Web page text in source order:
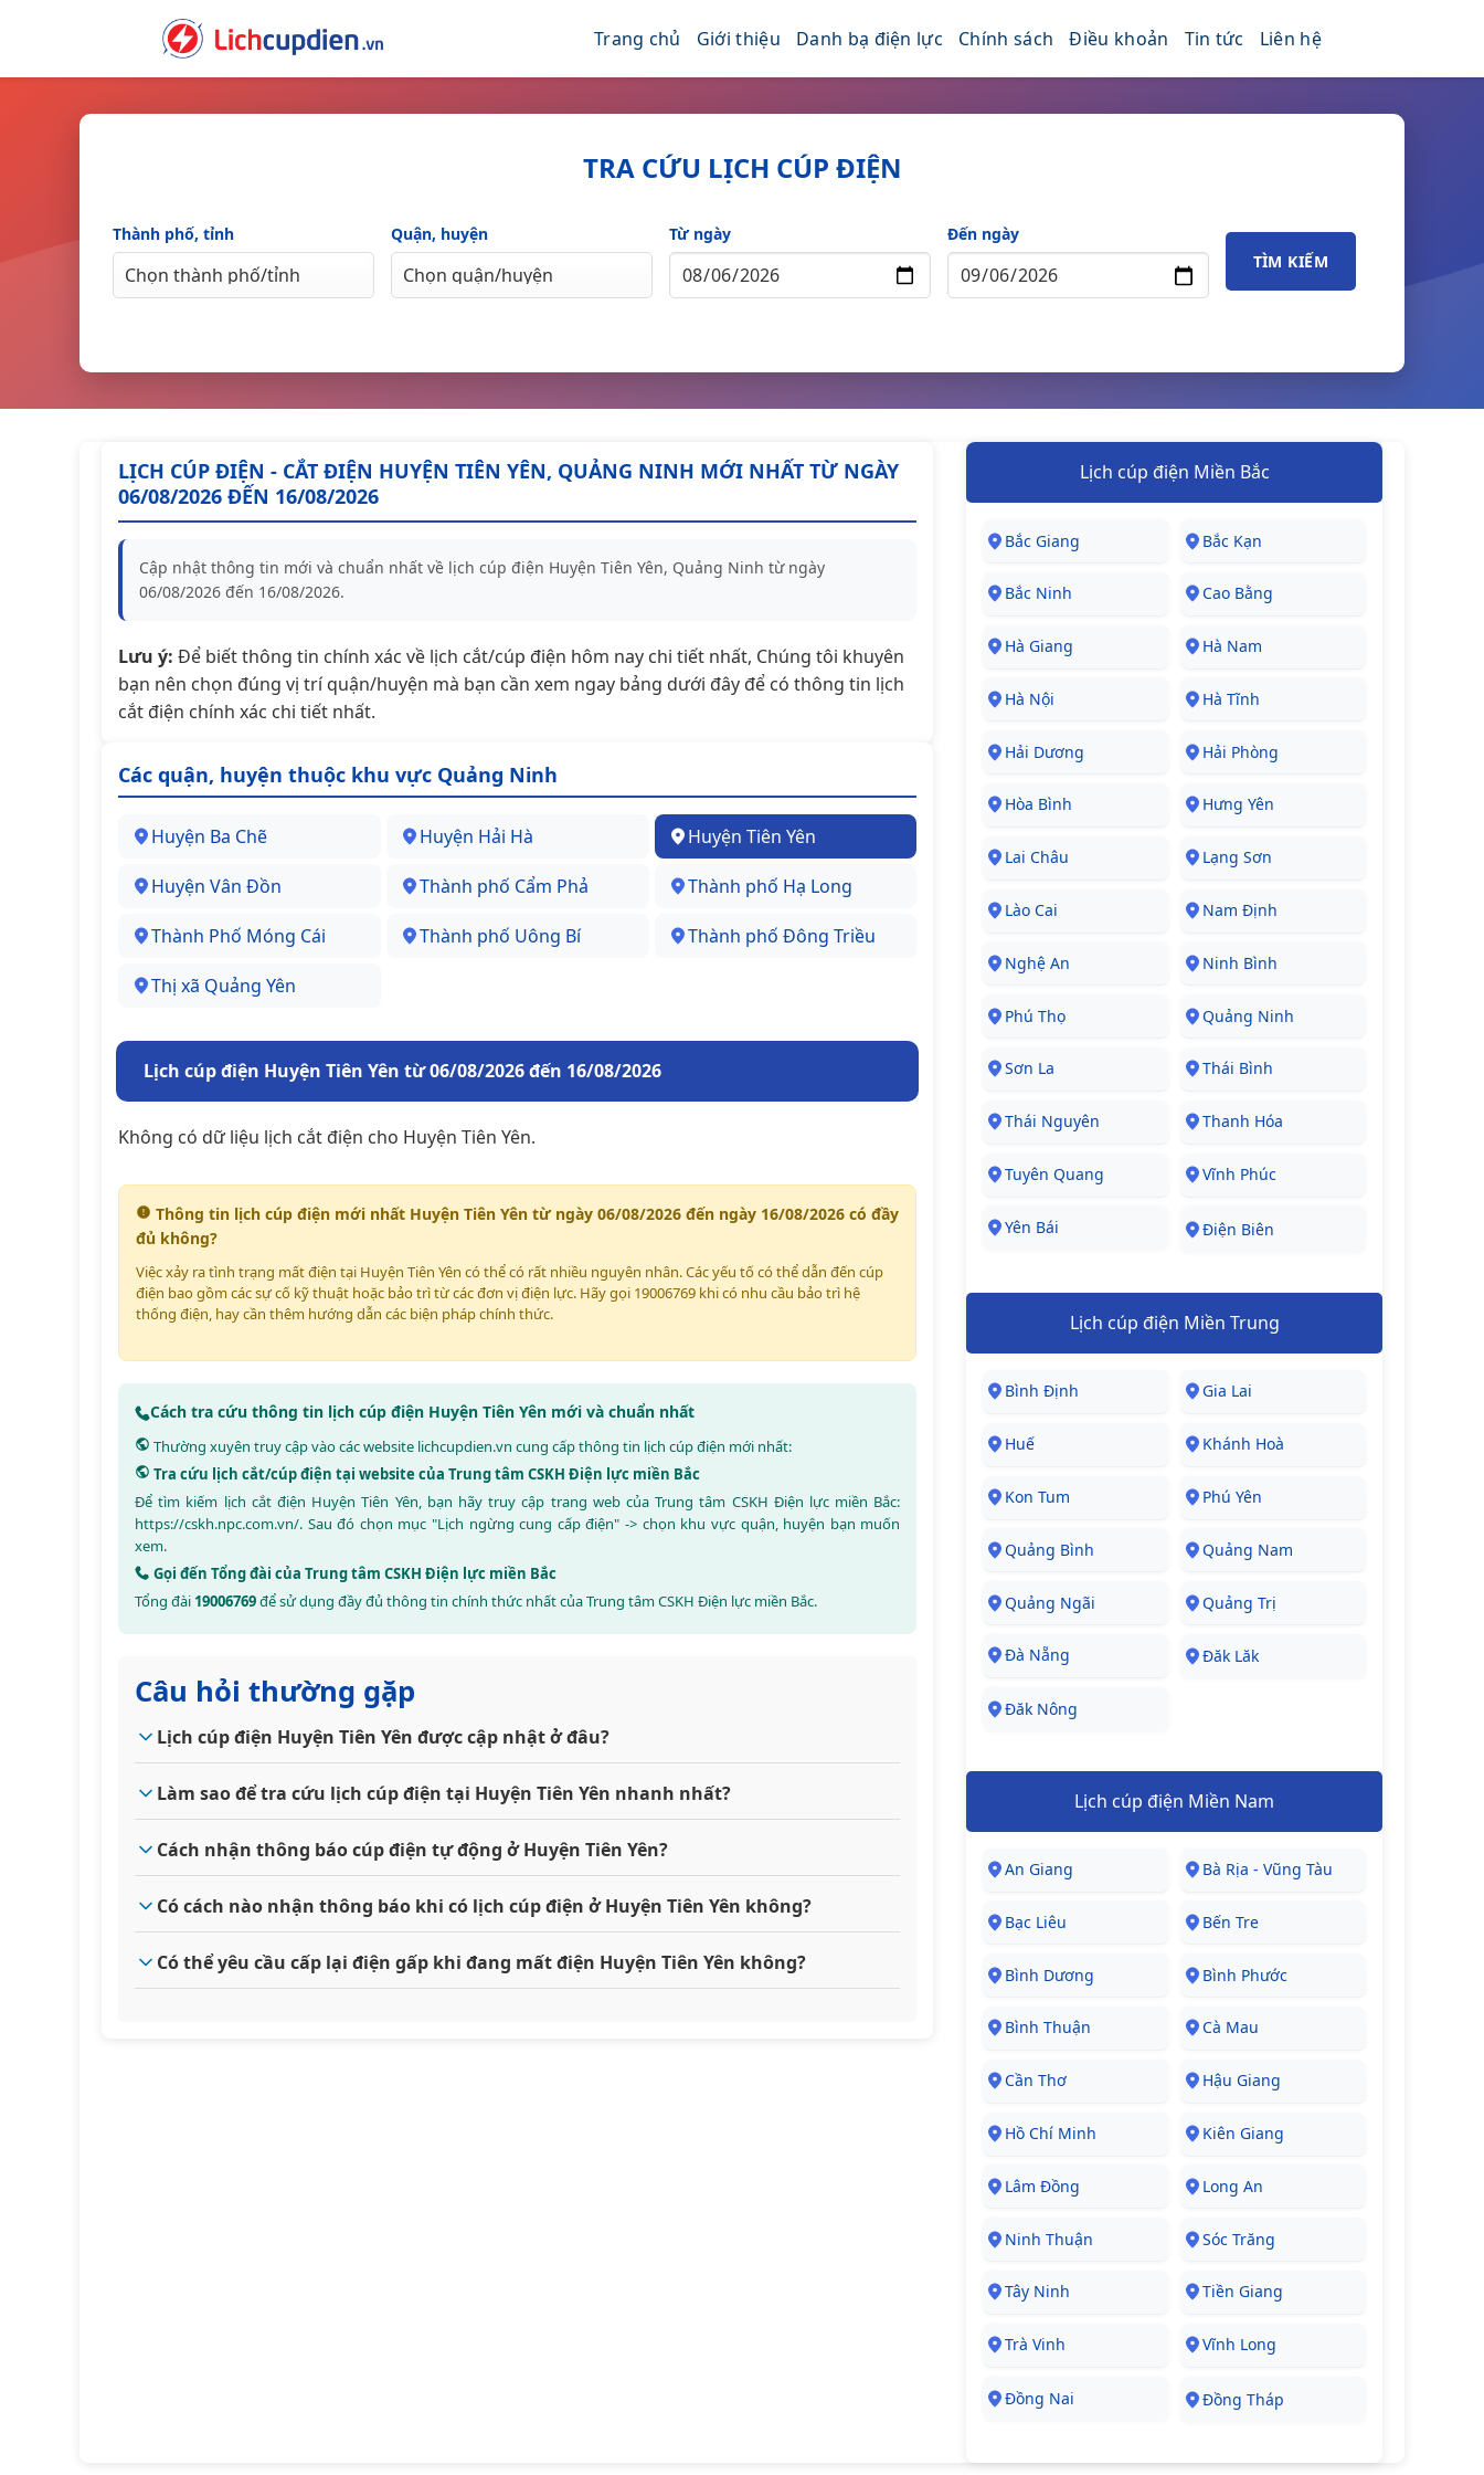
Trang chủ Giới thiệu Danh bạ điện lực Chính sách Điều khoản Tin tức Liên hệ
TRA CỨU LỊCH CÚP ĐIỆN
Thành phố, tỉnh Quận, huyện Từ ngày
Đến ngày
TÌM KIẾM
LỊCH CÚP ĐIỆN - CẮT ĐIỆN HUYỆN TIÊN YÊN, QUẢNG NINH MỚI NHẤT TỪ NGÀY
06/08/2026 ĐẾN 16/08/2026
Cập nhật thông tin mới và chuẩn nhất về lịch cúp điện Huyện Tiên Yên, Quảng Ninh từ ngày
06/08/2026 đến 16/08/2026.
Lưu ý: Để biết thông tin chính xác về lịch cắt/cúp điện hôm nay chi tiết nhất, Chúng tôi khuyên
bạn nên chọn đúng vị trí quận/huyện mà bạn cần xem ngay bảng dưới đây để có thông tin lịch
cắt điện chính xác chi tiết nhất.
Các quận, huyện thuộc khu vực Quảng Ninh
Huyện Ba Chẽ Huyện Hải Hà Huyện Tiên Yên
Huyện Vân Đồn Thành phố Cẩm Phả Thành phố Hạ Long
Thành Phố Móng Cái Thành phố Uông Bí Thành phố Đông Triều
Thị xã Quảng Yên
Lịch cúp điện Huyện Tiên Yên từ 06/08/2026 đến 16/08/2026
Không có dữ liệu lịch cắt điện cho Huyện Tiên Yên.
Thông tin lịch cúp điện mới nhất Huyện Tiên Yên từ ngày 06/08/2026 đến ngày 16/08/2026 có đầy
đủ không?
Việc xảy ra tình trạng mất điện tại Huyện Tiên Yên có thể có rất nhiều nguyên nhân. Các yếu tố có thể dẫn đến cúp
điện bao gồm các sự cố kỹ thuật hoặc bảo trì từ các đơn vị điện lực. Hãy gọi 19006769 khi có nhu cầu bảo trì hệ
thống điện, hay cần thêm hướng dẫn các biện pháp chính thức.
Cách tra cứu thông tin lịch cúp điện Huyện Tiên Yên mới và chuẩn nhất
Thường xuyên truy cập vào các website lichcupdien.vn cung cấp thông tin lịch cúp điện mới nhất:
Tra cứu lịch cắt/cúp điện tại website của Trung tâm CSKH Điện lực miền Bắc
Để tìm kiếm lịch cắt điện Huyện Tiên Yên, bạn hãy truy cập trang web của Trung tâm CSKH Điện lực miền Bắc:
https://cskh.npc.com.vn/. Sau đó chọn mục "Lịch ngừng cung cấp điện" -> chọn khu vực quận, huyện bạn muốn
xem.
Gọi đến Tổng đài của Trung tâm CSKH Điện lực miền Bắc
Tổng đài 19006769để sử dụng đầy đủ thông tin chính thức nhất của Trung tâm CSKH Điện lực miền Bắc.
Câu hỏi thường gặp
Lịch cúp điện Huyện Tiên Yên được cập nhật ở đâu?
Làm sao để tra cứu lịch cúp điện tại Huyện Tiên Yên nhanh nhất?
Cách nhận thông báo cúp điện tự động ở Huyện Tiên Yên?
Có cách nào nhận thông báo khi có lịch cúp điện ở Huyện Tiên Yên không?
Có thể yêu cầu cấp lại điện gấp khi đang mất điện Huyện Tiên Yên không?
Lịch cúp điện Miền Bắc
Bắc Giang Bắc Kạn
Bắc Ninh Cao Bằng
Hà Giang Hà Nam
Hà Nội Hà Tĩnh
Hải Dương Hải Phòng
Hòa Bình Hưng Yên
Lai Châu Lạng Sơn
Lào Cai Nam Định
Nghệ An Ninh Bình
Phú Thọ Quảng Ninh
Sơn La Thái Bình
Thái Nguyên Thanh Hóa
Tuyên Quang Vĩnh Phúc
Yên Bái Điện Biên
Lịch cúp điện Miền Trung
Bình Định Gia Lai
Huế Khánh Hoà
Kon Tum Phú Yên
Quảng Bình Quảng Nam
Quảng Ngãi Quảng Trị
Đà Nẵng Đăk Lăk
Đăk Nông
Lịch cúp điện Miền Nam
An Giang Bà Rịa - Vũng Tàu
Bạc Liêu Bến Tre
Bình Dương Bình Phước
Bình Thuận Cà Mau
Cần Thơ Hậu Giang
Hồ Chí Minh Kiên Giang
Lâm Đồng Long An
Ninh Thuận Sóc Trăng
Tây Ninh Tiền Giang
Trà Vinh Vĩnh Long
Đồng Nai Đồng Tháp